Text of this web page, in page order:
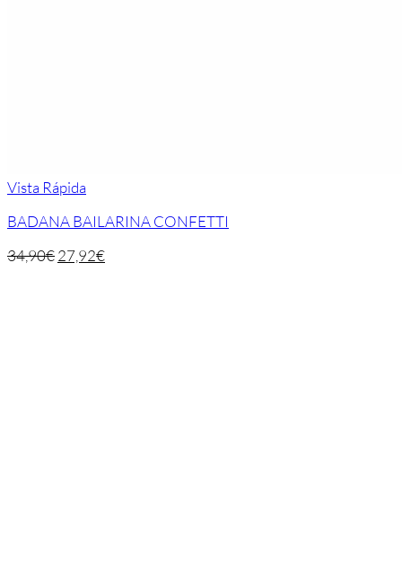
Vista Rápida
BADANA BAILARINA CONFETTI
34,90€27,92€